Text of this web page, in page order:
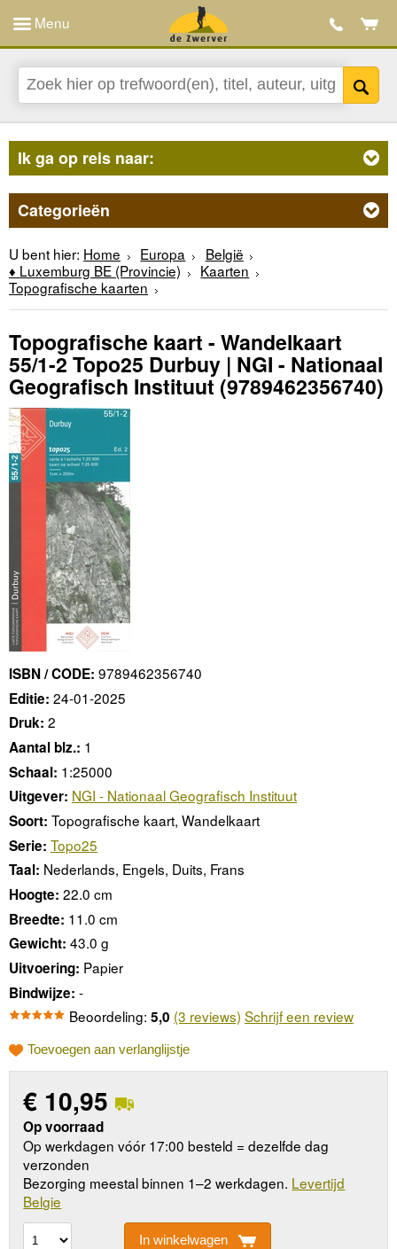
Menu
Ik ga op reis naar:
Categorieën
U bent hier: Home Europa
België
♦ Luxemburg BE (Provincie)
Kaarten
Topografische kaarten
Topografische kaart - Wandelkaart
55/1-2 Topo25 Durbuy | NGI - Nationaal
Geografisch Instituut (9789462356740)
ISBN / CODE: 9789462356740
Editie: 24-01-2025
Druk: 2
Aantal blz.: 1
Schaal: 1:25000
Uitgever: NGI - Nationaal Geografisch Instituut
Soort: Topografische kaart, Wandelkaart
Serie: Topo25
Taal: Nederlands, Engels, Duits, Frans
Hoogte: 22.0 cm
Breedte: 11.0 cm
Gewicht: 43.0 g
Uitvoering: Papier
Bindwijze: -
Beoordeling: 5,0 (3 reviews) Schrijf een review
Toevoegen aan verlanglijstje
€ 10,95
Op voorraad
Op werkdagen vóór 17:00 besteld = dezelfde dag
verzonden
Bezorging meestal binnen 1–2 werkdagen. Levertijd
Belgie
In winkelwagen